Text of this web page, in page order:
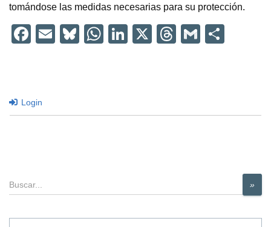
tomándose las medidas necesarias para su protección.
F
b
E
Bl
y
W
A
Li
dI
X
T
d
G
ar
Login
Buscar »